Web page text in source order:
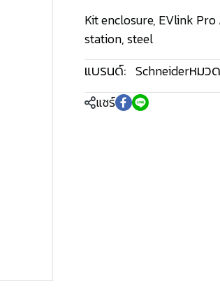
Kit enclosure, EVlink
station, steel
แบรนด์: Schneiderหมว
แชร์